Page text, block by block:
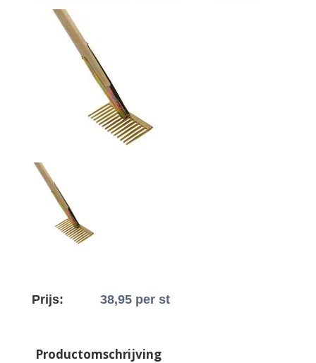
Prijs: 38,95 per st
Productomschrijving